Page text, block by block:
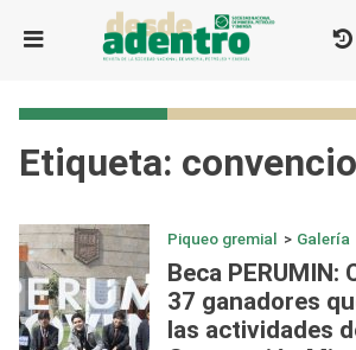
Etiqueta:
Piqueo gremial > Galería
Beca PERUMIN:
37 ganadores
las actividades